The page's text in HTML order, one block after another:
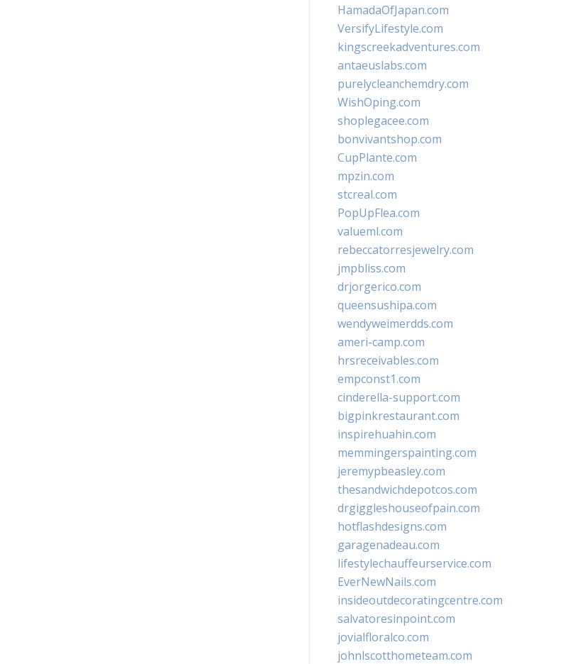
HamadaOfJapan.com
VersifyLifestyle.com
kingscreekadventures.com
antaeuslabs.com
purelycleanchemdry.com
WishOping.com
shoplegacee.com
bonvivantshop.com
CupPlante.com
mpzin.com
stcreal.com
PopUpFlea.com
valueml.com
rebeccatorresjewelry.com
jmpbliss.com
drjorgerico.com
queensushipa.com
wendyweimerdds.com
ameri-camp.com
hrsreceivables.com
empconst1.com
cinderella-support.com
bigpinkrestaurant.com
inspirehuahin.com
memmingerspainting.com
jeremypbeasley.com
thesandwichdepotcos.com
drgiggleshouseofpain.com
hotflashdesigns.com
garagenadeau.com
lifestylechauffeurservice.com
EverNewNails.com
insideoutdecoratingcentre.com
salvatoresinpoint.com
jovialfloralco.com
johnlscotthometeam.com